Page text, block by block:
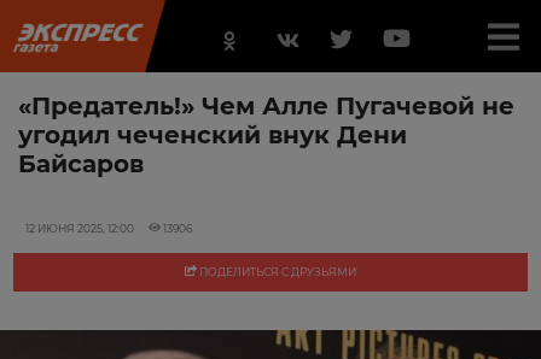
«Предатель!» Чем Алле Пугачевой не
угодил чеченский внук Дени
Байсаров
12 ИЮНЯ 2025, 12:00 13906
ПОДЕЛИТЬСЯ С ДРУЗЬЯМИ